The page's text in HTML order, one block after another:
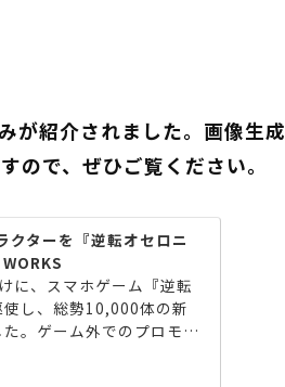
が紹介されました。画像生成
ので、ぜひご覧ください。
ターを『逆転オセロニ
に、スマホゲーム『逆転
し、総勢10,000体の新
。ゲーム外でのプロモー